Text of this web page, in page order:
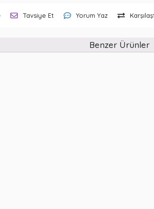
Tavsiye Et Yorum Yaz
Benzer Ürünler